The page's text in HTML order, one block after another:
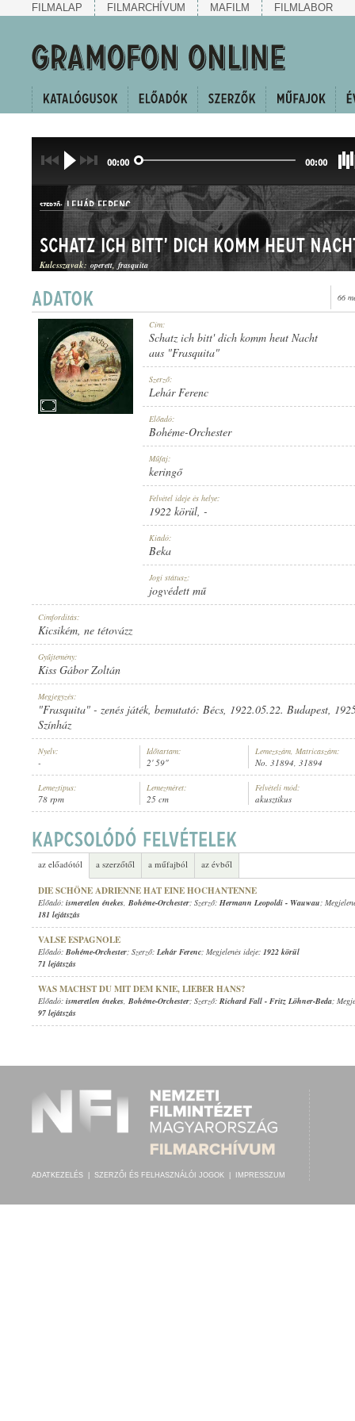
FILMALAP FILMARCHÍVUM MAFILM FILMLABOR
00:00 00:00
ELŐADÓ: BOHÉME-ORCHESTER
SZERZŐ: LEHÁR FERENC
KERINGŐ
1922 KÖRÜL
NO. 31894
Schatz ich bitt' dich komm heut
Kulcsszavak: operett frasquita
66
Cím:
Schatz ich bitt' dich komm heut Nacht
aus "Frasquita"
Szerző:
Lehár Ferenc
Előadó:
Bohéme-Orchester
Műfaj:
keringő
Felvétel ideje és helye:
1922 körül, -
Kiadó:
Beka
Jogi státusz:
jogvédett mű
Címfordítás:
Kicsikém, ne tétovázz
Gyűjtemény:
Kiss Gábor Zoltán
Megjegyzés:
"Frasquita" - zenés játék, bemutató: Bécs, 1922.05.22. Budapest,
Színház
Nyelv:
-
Időtartam:
2' 59"
Lemezszám, Matricaszám:
No. 31894, 31894
Lemeztípus:
78 rpm
Lemezméret:
25 cm
Felvételi mód:
akusztikus
az előadótól a szerzőtől a műfajból az évből
DIE SCHÖNE ADRIENNE HAT EINE HOCHANTENNE
Előadó: ismeretlen énekes, Bohéme-Orchester; Szerző: Hermann Leopoldi - Wauwau;
181 lejátszás
VALSE ESPAGNOLE
Előadó: Bohéme-Orchester; Szerző: Lehár Ferenc; Megjelenés ideje: 1922 körül
71 lejátszás
WAS MACHST DU MIT DEM KNIE, LIEBER HANS?
Előadó: ismeretlen énekes, Bohéme-Orchester; Szerző: Richard Fall - Fritz Löhner-Beda;
97 lejátszás
ADATKEZELÉS SZERZŐI ÉS FELHASZNÁLÓI JOGOK IMPRESSZUM